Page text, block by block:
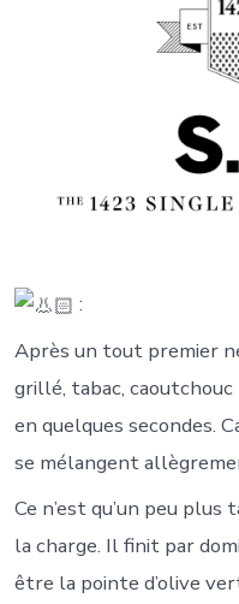
:
Après un tout premier
grillé, tabac,
en quelques secondes.
se mélangent
Ce n’est qu’un peu
la charge. Il finit par
être la pointe d’olive